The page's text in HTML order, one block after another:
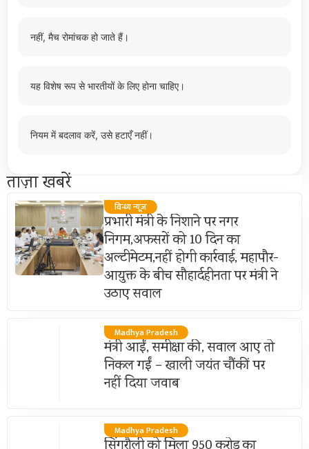
नहीं, मैच रोमांचक हो जाते हैं।
यह विशेष रूप से भारतीयों के लिए होना चाहिए।
नियम में बदलाव करें, उसे हटाएँ नहीं।
ताज़ा खबरें
विन्ध्य न्यूज़
प्रभारी मंत्री के निशाने पर नगर
निगम,अफसरों को 10 दिन का
अल्टीमेटम,नहीं होगी कार्रवाई, महापौर-
आयुक्त के बीच सौहार्दहीनता पर मंत्री ने
उठाए सवाल
Madhya Pradesh
मंत्री आईं, समीक्षा की, सवाल आए तो
निकल गईं – खाली जयंत चौंकीं पर
नहीं दिया जवाब
Madhya Pradesh